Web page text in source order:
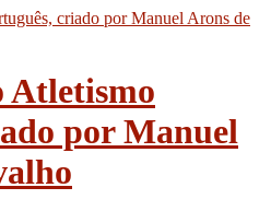
Atletismo
por Manuel